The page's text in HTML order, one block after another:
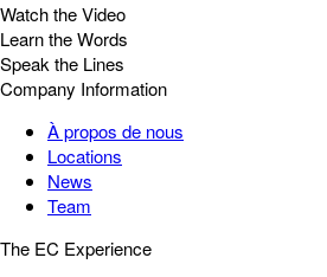
Watch the Video
Learn the Words
Speak the Lines
Company Information
À propos de nous
Locations
News
Team
The EC Experience